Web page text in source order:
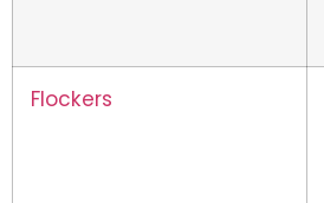
Flockers